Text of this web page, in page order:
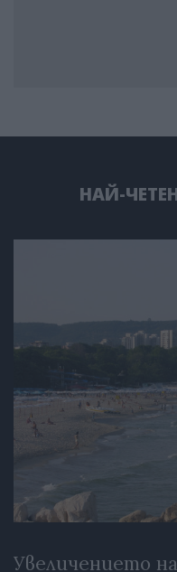
НАЙ-
Увеличението